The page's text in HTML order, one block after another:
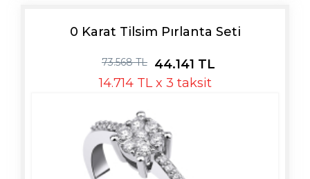
0 Karat Tilsim Pırlanta Seti
73.568 TL
44.141 TL
14.714 TL x 3 taksit